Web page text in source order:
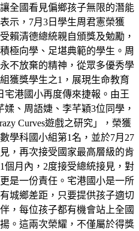
全國看見偏鄉孩子無限的潛能
示，7月3日學生周君憲榮獲
賴清德總統親自頒獎及勉勵，
極向學、足堪典範的學生。周
不放棄的精神，從眾多優秀學
獲獎學生之1，展現生命教育
宅港國小再度傳來捷報。由王
、周語婕、李芊穎3位同學，
Curves遊戲之研究」，榮獲
學科國小組第1名，並於7月27
，再次接受國家最高層級的肯
個月內，2度接受總統接見，對
是一份責任。宅港國小是一所
城鄉差距，只要提供孩子適切
，每位孩子都有機會站上全國
。這兩次榮耀，不僅屬於得獎